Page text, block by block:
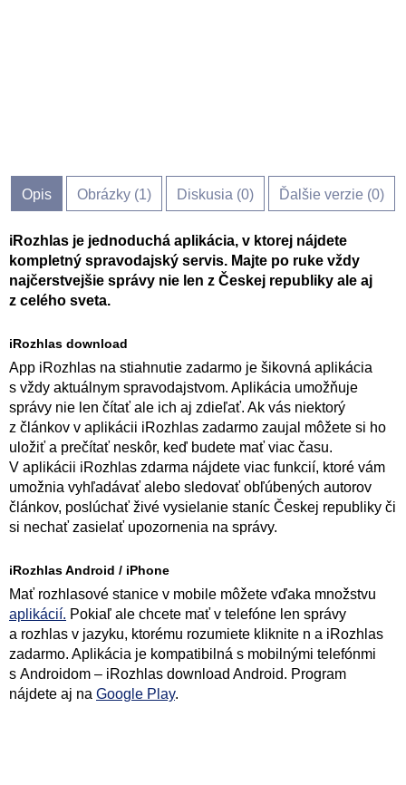
Opis Obrázky (1) Diskusia (0) Ďalšie verzie (0)
iRozhlas je jednoduchá aplikácia, v ktorej nájdete
kompletný spravodajský servis. Majte po ruke vždy
najčerstvejšie správy nie len z Českej republiky ale aj
z celého sveta.
iRozhlas download
App iRozhlas na stiahnutie zadarmo je šikovná aplikácia
s vždy aktuálnym spravodajstvom. Aplikácia umožňuje
správy nie len čítať ale ich aj zdieľať. Ak vás niektorý
z článkov v aplikácii iRozhlas zadarmo zaujal môžete si ho
uložiť a prečítať neskôr, keď budete mať viac času.
V aplikácii iRozhlas zdarma nájdete viac funkcií, ktoré vám
umožnia vyhľadávať alebo sledovať obľúbených autorov
článkov, poslúchať živé vysielanie staníc Českej republiky či
si nechať zasielať upozornenia na správy.
iRozhlas Android / iPhone
Mať rozhlasové stanice v mobile môžete vďaka množstvu
aplikácií. Pokiaľ ale chcete mať v telefóne len správy
a rozhlas v jazyku, ktorému rozumiete kliknite n a iRozhlas
zadarmo. Aplikácia je kompatibilná s mobilnými telefónmi
s Androidom – iRozhlas download Android. Program
nájdete aj na Google Play.